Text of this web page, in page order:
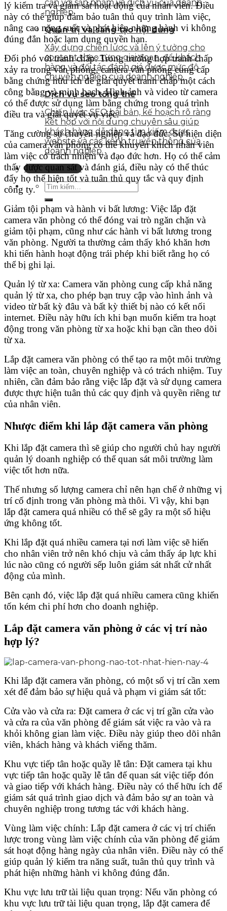
cận với sản phẩm và dịch vụ của doanh
nghiệp
Quản trị và sáng tạo nội dung
Xây dựng chiến lược và lên ý tưởng cho
content theo từng giai đoạn, để khách
hàng và đối tác đánh giá được mức độ
chuyên nghiệp của doanh nghiệp.
Dịch vụ seo tổng thể
Chiến lược SEO bài bản, kế hoạch rõ ràng
kết hợp với nội dung chuyên sâu giúp
khách hàng dễ dàng tìm kiếm được
website và các kênh truyền thông của
doanh nghiệp.
Liên hệ tư vấn
lý kiểm tra và giám sát hoạt động của nhân viên. Điều
này có thể giúp đảm bảo tuân thủ quy trình làm việc,
nâng cao năng suất và phát hiện những hành vi không
đúng đắn hoặc lạm dụng quyền hạn.
Đối phó với tranh chấp: Trong trường hợp tranh chấp
xảy ra trong văn phòng, camera văn phòng cung cấp
bằng chứng hữu ích để giải quyết tranh chấp một cách
công bằng và minh bạch. Hình ảnh và video từ camera
có thể được sử dụng làm bằng chứng trong quá trình
điều tra và giải quyết vụ việc.
Tăng cường sự chuyên nghiệp và đạo đức: Sự hiện diện
của camera văn phòng có thể khuyến khích nhân viên
làm việc có trách nhiệm và đạo đức hơn. Họ có thể cảm
thấy được quan sát và đánh giá, điều này có thể thúc
đẩy họ thể hiện tốt và tuân thủ quy tắc và quy định
công ty.
Giảm tội phạm và hành vi bất lương: Việc lắp đặt
camera văn phòng có thể đóng vai trò ngăn chặn và
giảm tội phạm, cũng như các hành vi bất lương trong
văn phòng. Người ta thường cảm thấy khó khăn hơn
khi tiến hành hoạt động trái phép khi biết rằng họ có
thể bị ghi lại.
Quản lý từ xa: Camera văn phòng cung cấp khả năng
quản lý từ xa, cho phép bạn truy cập vào hình ảnh và
video từ bất kỳ đâu và bất kỳ thiết bị nào có kết nối
internet. Điều này hữu ích khi bạn muốn kiểm tra hoạt
động trong văn phòng từ xa hoặc khi bạn cần theo dõi
từ xa.
Lắp đặt camera văn phòng có thể tạo ra một môi trường
làm việc an toàn, chuyên nghiệp và có trách nhiệm. Tuy
nhiên, cần đảm bảo rằng việc lắp đặt và sử dụng camera
được thực hiện tuân thủ các quy định và quyền riêng tư
của nhân viên.
Nhược điểm khi lắp đặt camera văn phòng
Khi lắp đặt camera thì sẽ giúp cho người chủ hay người
quản lý doanh nghiệp có thể quan sát môi trường làm
việc tốt hơn nữa.
Thế nhưng số lượng camera chỉ nên hạn chế ở những vị
trí cố định trong văn phòng mà thôi. Vì vậy, khi bạn
lắp đặt camera quá nhiều có thể sẽ gây ra một số hiệu
ứng không tốt.
Khi lắp đặt quá nhiều camera tại nơi làm việc sẽ hiến
cho nhân viên trở nên khó chịu và cảm thấy áp lực khi
lúc nào cũng có người sếp luôn giám sát nhất cử nhất
động của mình.
Bên cạnh đó, việc lắp đặt quá nhiều camera cũng khiến
tốn kém chi phí hơn cho doanh nghiệp.
Lắp đặt camera văn phòng ở các vị trí nào
hợp lý?
Khi lắp đặt camera văn phòng, có một số vị trí cần xem
xét để đảm bảo sự hiệu quả và phạm vi giám sát tốt:
Cửa vào và cửa ra: Đặt camera ở các vị trí gần cửa vào
và cửa ra của văn phòng để giám sát việc ra vào và ra
khỏi không gian làm việc. Điều này giúp theo dõi nhân
viên, khách hàng và khách viếng thăm.
Khu vực tiếp tân hoặc quầy lễ tân: Đặt camera tại khu
vực tiếp tân hoặc quầy lễ tân để quan sát việc tiếp đón
và giao tiếp với khách hàng. Điều này có thể hữu ích để
giám sát quá trình giao dịch và đảm bảo sự an toàn và
chuyên nghiệp trong tương tác với khách hàng.
Vùng làm việc chính: Lắp đặt camera ở các vị trí chiến
lược trong vùng làm việc chính của văn phòng để giám
sát hoạt động hàng ngày của nhân viên. Điều này có thể
giúp quản lý kiểm tra năng suất, tuân thủ quy trình và
phát hiện những hành vi không đúng đắn.
Khu vực lưu trữ tài liệu quan trọng: Nếu văn phòng có
khu vực lưu trữ tài liệu quan trọng, lắp đặt camera để